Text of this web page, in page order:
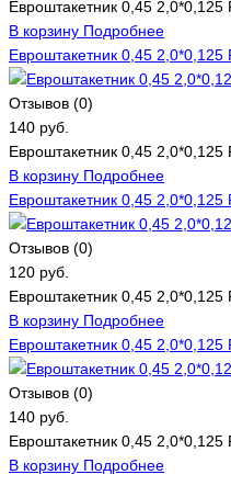
Евроштакетник 0,45 2,0*0,125
В корзину Подробнее
Евроштакетник 0,45 2,0*0,125
Отзывов (0)
140 руб.
Евроштакетник 0,45 2,0*0,125
В корзину Подробнее
Евроштакетник 0,45 2,0*0,125
Отзывов (0)
120 руб.
Евроштакетник 0,45 2,0*0,125
В корзину Подробнее
Евроштакетник 0,45 2,0*0,125
Отзывов (0)
140 руб.
Евроштакетник 0,45 2,0*0,125
В корзину Подробнее